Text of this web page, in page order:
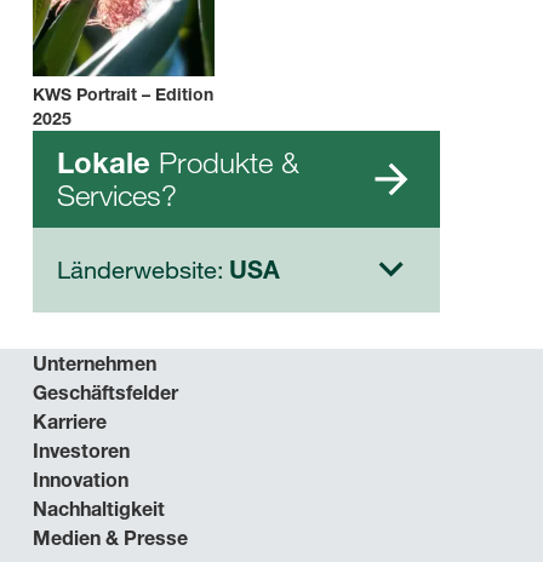
KWS Portrait – Edition
2025
Lokale Produkte &
Services?
Länderwebsite: USA
Unternehmen
Geschäftsfelder
Karriere
Investoren
Innovation
Nachhaltigkeit
Medien & Presse